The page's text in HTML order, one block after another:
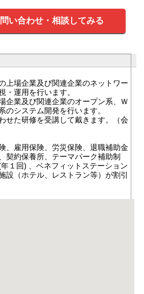
い合わせ・相談してみる
上場企業及び関連企業のネットワー
・運用を行います。
企業及び関連企業のオープン系、Ｗ
のシステム開発を行います。
せた研修を受講して戴きます。（会
、雇用保険、労災保険、退職補助金
契約保養所、テーマパーク補助制
１回) 、ベネフィットステーション
設（ホテル、レストラン等）が割引